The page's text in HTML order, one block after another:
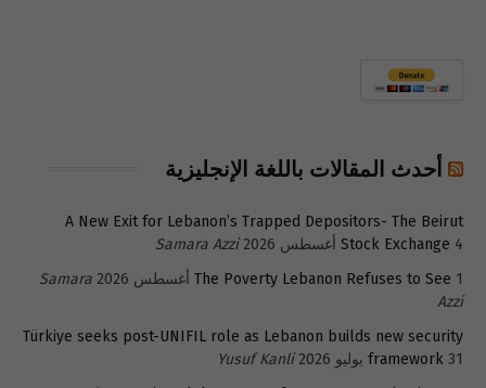
أحدث المقالات باللغة الإنجليزية
A New Exit for Lebanon’s Trapped Depositors- The Beirut
Stock Exchange 4 أغسطس 2026
Samara Azzi
The Poverty Lebanon Refuses to See 1 أغسطس 2026
Samara
Azzi
Türkiye seeks post-UNIFIL role as Lebanon builds new security
framework 31 يوليو 2026
Yusuf Kanli